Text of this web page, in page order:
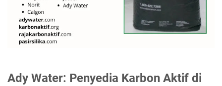
Ady Water: Penyedia Karbon Aktif di